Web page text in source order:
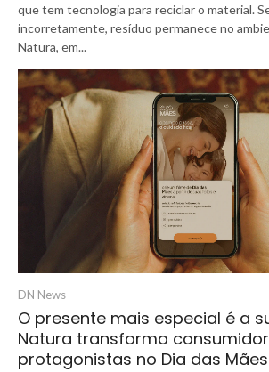
que tem tecnologia para reciclar o material.
incorretamente, resíduo permanece no
Natura, em...
DN News
O presente mais especial é a
Natura transforma
protagonistas no Dia das Mães